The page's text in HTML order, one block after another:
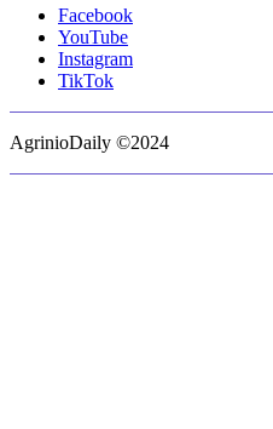
Facebook
YouTube
Instagram
TikTok
AgrinioDaily ©2024